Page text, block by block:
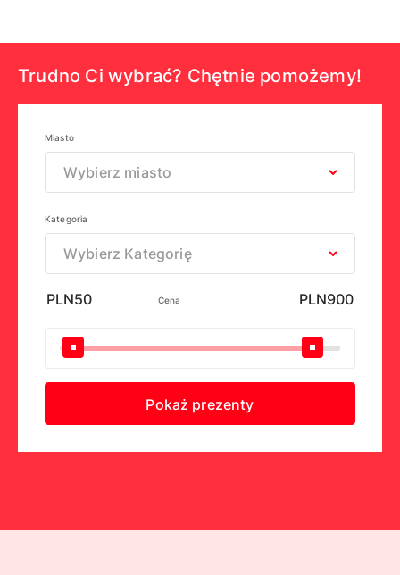
Trudno Ci wybrać? Chętnie pomożemy!
Miasto
Wybierz miasto
Kategoria
Wybierz Kategorię
Cena
Pokaż prezenty